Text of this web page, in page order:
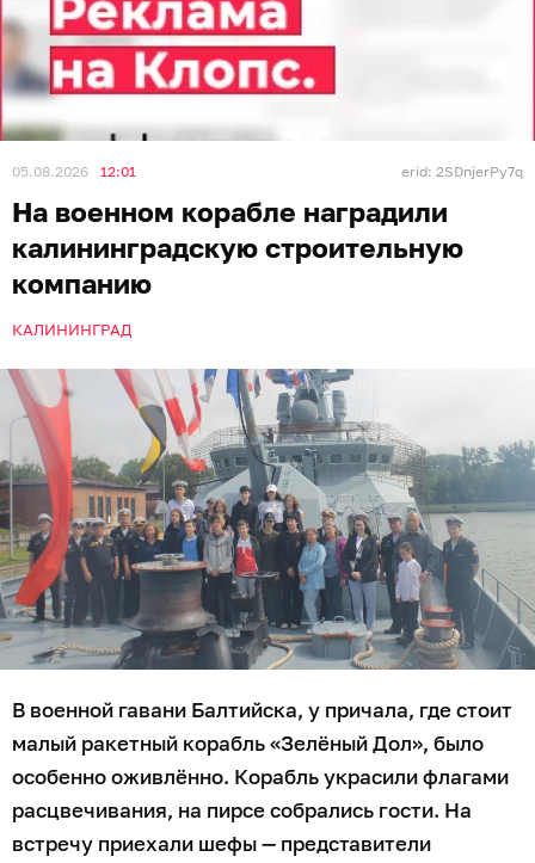
05.08.2026 12:01 erid: 2SDnjerPy7q
На военном корабле наградили
калининградскую строительную
компанию
КАЛИНИНГРАД
В военной гавани Балтийска, у причала, где стоит
малый ракетный корабль «Зелёный Дол», было
особенно оживлённо. Корабль украсили флагами
расцвечивания, на пирсе собрались гости. На
встречу приехали шефы — представители